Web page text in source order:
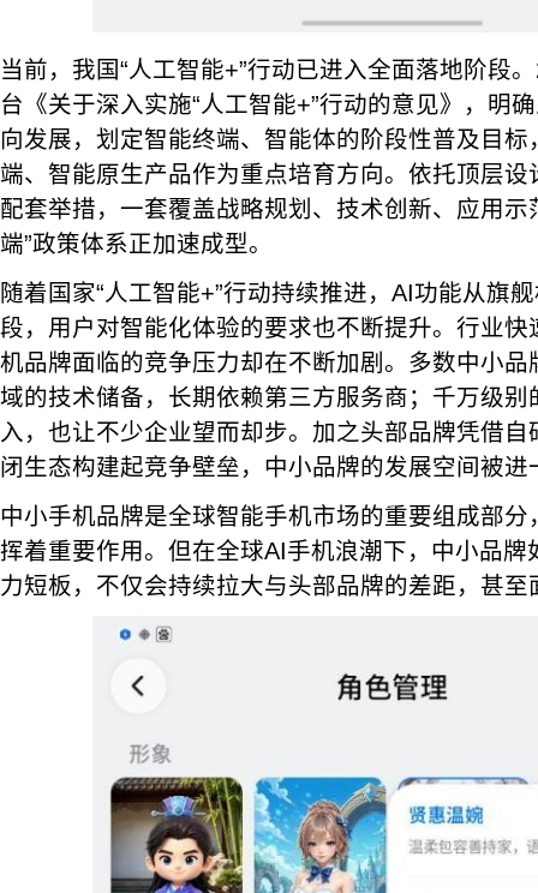
当前，我国“人工智能+”行动已进入全面落地阶段
台《关于深入实施“人工智能+”行动的意见》，明
向发展，划定智能终端、智能体的阶段性普及目
端、智能原生产品作为重点培育方向。依托顶层
配套举措，一套覆盖战略规划、技术创新、应用示
端”政策体系正加速成型。
随着国家“人工智能+”行动持续推进，AI功能从旗
段，用户对智能化体验的要求也不断提升。行业
机品牌面临的竞争压力却在不断加剧。多数中小
域的技术储备，长期依赖第三方服务商；千万级
入，也让不少企业望而却步。加之头部品牌凭借
闭生态构建起竞争壁垒，中小品牌的发展空间被进
中小手机品牌是全球智能手机市场的重要组成部
挥着重要作用。但在全球AI手机浪潮下，中小品牌
力短板，不仅会持续拉大与头部品牌的差距，甚